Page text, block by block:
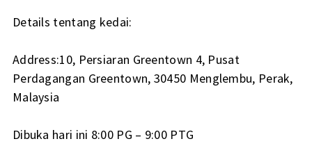
Details tentang kedai:
Address:10, Persiaran Greentown 4, Pusat
Perdagangan Greentown, 30450 Menglembu, Perak,
Malaysia
Dibuka hari ini 8:00 PG – 9:00 PTG